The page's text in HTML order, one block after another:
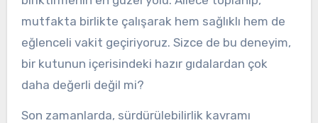
mutfakta birlikte çalışarak hem sağlıklı hem de
eğlenceli vakit geçiriyoruz. Sizce de bu deneyim,
bir kutunun içerisindeki hazır gıdalardan çok
daha değerli değil mi?
Son zamanlarda, sürdürülebilirlik kavramı